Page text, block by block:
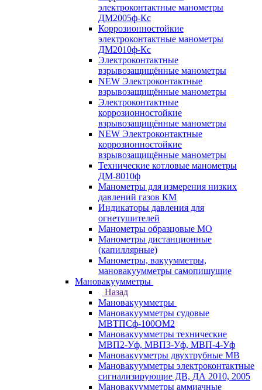
электроконтактные манометры
ДМ2005ф-Кс
Коррозионностойкие
электроконтактные манометры
ДМ2010ф-Кс
Электроконтактные
взрывозащищённые манометры
NEW Электроконтактные
взрывозащищённые манометры
Электроконтактные
коррозионностойкие
взрывозащищённые манометры
NEW Электроконтактные
коррозионностойкие
взрывозащищённые манометры
Технические котловые манометры
ДМ-8010ф
Манометры для измерения низких
давлений газов КМ
Индикаторы давления для
огнетушителей
Манометры образцовые МО
Манометры дистанционные
(капиллярные)
Манометры, вакуумметры,
мановакуумметры самопишущие
Мановакуумметры
Назад
Мановакуумметры
Мановакуумметры судовые
МВТПСф-100ОМ2
Мановакуумметры технические
МВП2-Уф, МВП3-Уф, МВП-4-Уф
Мановакууметры двухтрубные МВ
Мановакуумметры электроконтактные
сигнализирующие ДВ, ДА 2010, 2005
Мановакуумметры аммиачные